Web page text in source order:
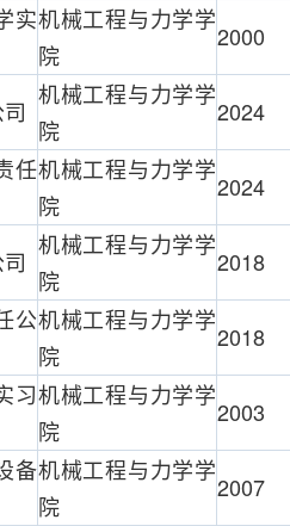
实机械工程与力学学
院
2000
机械工程与力学学
院
2024
任机械工程与力学学
院
2024
机械工程与力学学
院
2018
公机械工程与力学学
院
2018
习机械工程与力学学
院
2003
备机械工程与力学学
院
2007